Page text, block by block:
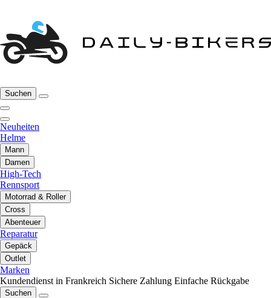
Suchen
Neuheiten
Helme
Mann
Damen
High-Tech
Rennsport
Motorrad & Roller
Cross
Abenteuer
Reparatur
Gepäck
Outlet
Marken
Kundendienst in Frankreich Sichere Zahlung Einfache Rückgabe
Suchen